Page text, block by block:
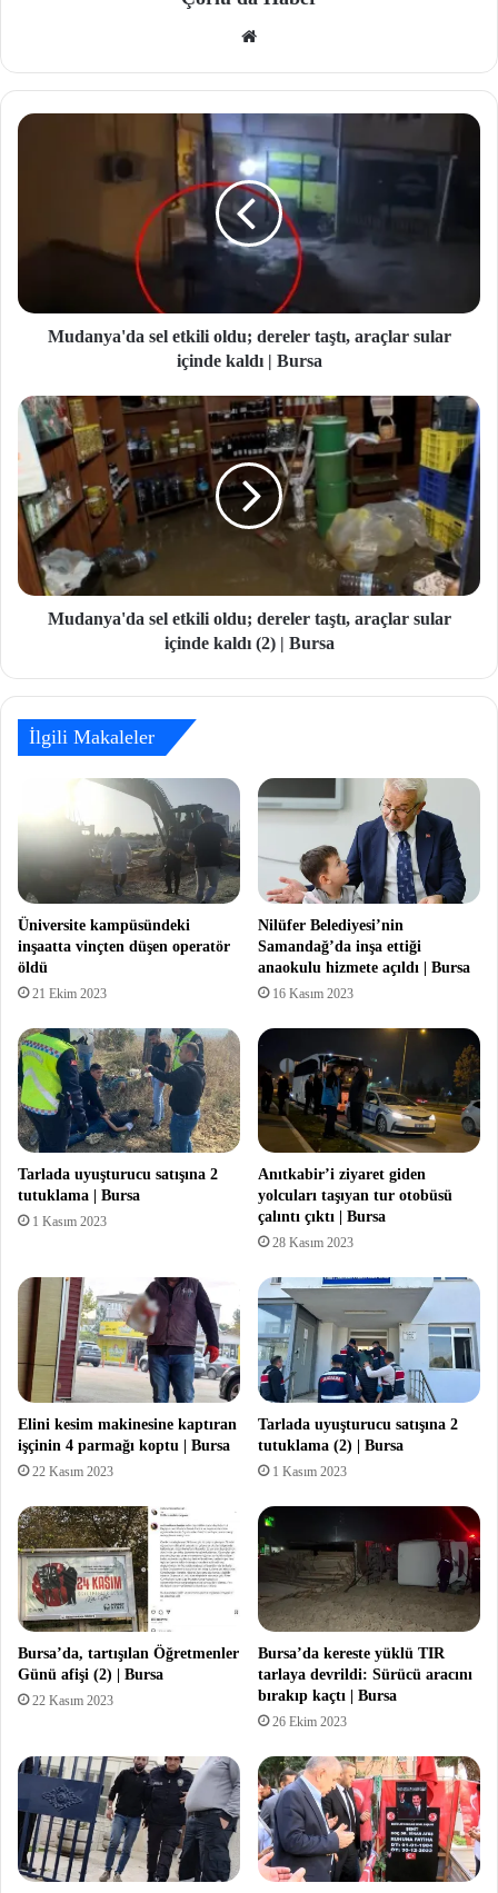
site
si
Mudanya'da sel etkili oldu; dereler taştı, araçlar sular
içinde kaldı | Bursa
Mudanya'da sel etkili oldu; dereler taştı, araçlar sular
içinde kaldı (2) | Bursa
İlgili Makaleler
Üniversite kampüsündeki
inşaatta vinçten düşen operatör
öldü
21 Ekim 2023
Nilüfer Belediyesi’nin
Samandağ’da inşa ettiği
anaokulu hizmete açıldı | Bursa
16 Kasım 2023
Tarlada uyuşturucu satışına 2
tutuklama | Bursa
1 Kasım 2023
Anıtkabir’i ziyaret giden
yolcuları taşıyan tur otobüsü
çalıntı çıktı | Bursa
28 Kasım 2023
Elini kesim makinesine kaptıran
işçinin 4 parmağı koptu | Bursa
22 Kasım 2023
Tarlada uyuşturucu satışına 2
tutuklama (2) | Bursa
1 Kasım 2023
Bursa’da, tartışılan Öğretmenler
Günü afişi (2) | Bursa
22 Kasım 2023
Bursa’da kereste yüklü TIR
tarlaya devrildi: Sürücü aracını
bırakıp kaçtı | Bursa
26 Ekim 2023